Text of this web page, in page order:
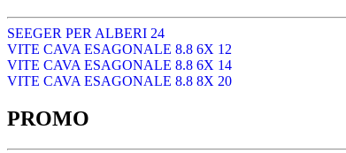
SEEGER PER ALBERI 24
VITE CAVA ESAGONALE 8.8 6X 12
VITE CAVA ESAGONALE 8.8 6X 14
VITE CAVA ESAGONALE 8.8 8X 20
PROMO